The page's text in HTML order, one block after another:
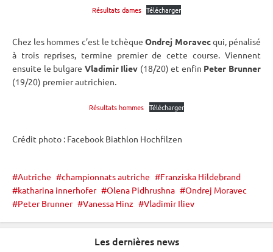
Résultats dames Télécharger
Chez les hommes c’est le tchèqueOndrej Moravecqui, pénalisé
à trois reprises, termine premier de cette course. Viennent
ensuite le bulgare Vladimir Iliev (18/20) et enfin Peter Brunner
(19/20) premier autrichien.
Résultats hommes Télécharger
Crédit photo : Facebook Biathlon Hochfilzen
Autriche championnats autriche
Franziska Hildebrand
katharina innerhofer
Olena Pidhrushna
Ondrej Moravec
Peter Brunner
Vanessa Hinz Vladimir Iliev
Les dernières news